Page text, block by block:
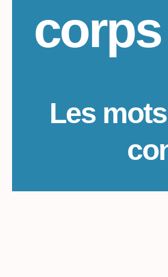
Les